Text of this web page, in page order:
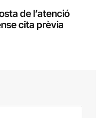
de l’atenció
cita prèvia